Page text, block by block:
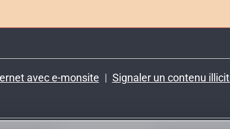
avec e-monsite Signaler un contenu